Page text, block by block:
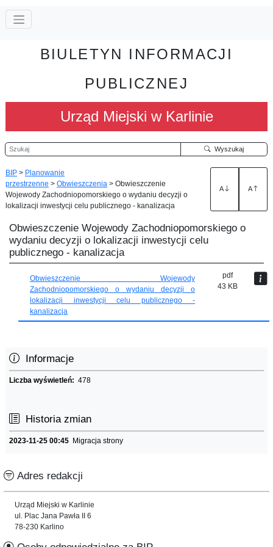
BIULETYN INFORMACJI
PUBLICZNEJ
Urząd Miejski w Karlinie
Szukaj Wyszukaj
BIP > Planowanie
przestrzenne > Obwieszczenia > Obwieszczenie
Wojewody Zachodniopomorskiego o wydaniu decyzji o
lokalizacji inwestycji celu publicznego - kanalizacja
A A
Obwieszczenie Wojewody Zachodniopomorskiego o
wydaniu decyzji o lokalizacji inwestycji celu
publicznego - kanalizacja
Obwieszczenie Wojewody
Zachodniopomorskiego o wydaniu decyzji o
lokalizacji inwestycji celu publicznego -
kanalizacja
pdf
43 KB
Informacje
Liczba wyświetleń: 478
Historia zmian
2023-11-25 00:45 Migracja strony
Adres redakcji
Urząd Miejski w Karlinie
ul. Plac Jana Pawła II 6
78-230 Karlino